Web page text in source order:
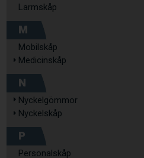
Larmskåp
M
Mobilskåp
Medicinskåp
N
Nyckelgömmor
Nyckelskåp
P
Personalskåp